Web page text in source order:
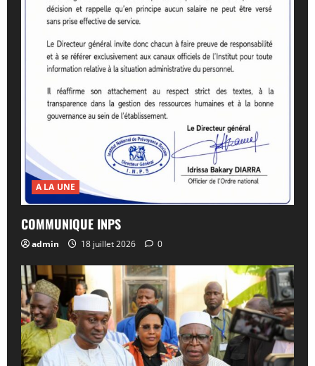
A LA UNE
COMMUNIQUE INPS
admin 18 juillet 2026 0